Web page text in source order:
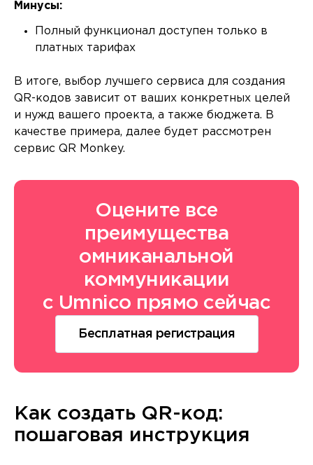
Минусы:
Полный функционал доступен только в
платных тарифах
В итоге, выбор лучшего сервиса для создания
QR-кодов зависит от ваших конкретных целей
и нужд вашего проекта, а также бюджета. В
качестве примера, далее будет рассмотрен
сервис QR Monkey.
Оцените все
преимущества
омниканальной
коммуникации
с Umnico прямо сейчас
Бесплатная регистрация
Как создать QR-код:
пошаговая инструкция